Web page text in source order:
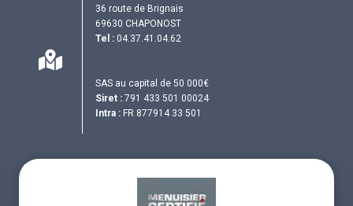
36 route de Brignais
69630 CHAPONOST
Tel : 04.37.41.04.62
SAS au capital de 50 000€
Siret : 791 433 501 00024
Intra : FR 877914 33 501